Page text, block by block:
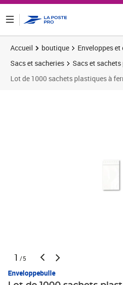
Accueil boutique
Enveloppes
Sacs et sacheries
Sacs et
Lot de 1000 sachets plastiques à
1 /5
Enveloppebulle